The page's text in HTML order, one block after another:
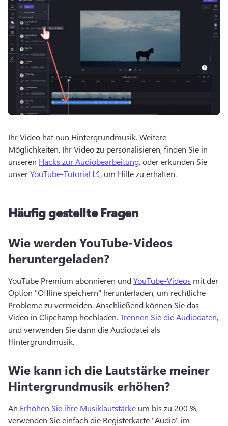
Ihr Video hat nun Hintergrundmusik. Weitere
Möglichkeiten, Ihr Video zu personalisieren, finden Sie in
unseren Hacks zur Audiobearbeitung, oder erkunden Sie
unser YouTube-Tutorial (opens in a new tab)
, um Hilfe zu erhalten.
Häufig gestellte Fragen
Wie werden YouTube-Videos
heruntergeladen?
YouTube Premium abonnieren und YouTube-Videos mit der
Option "Offline speichern" herunterladen, um rechtliche
Probleme zu vermeiden. Anschließend können Sie das
Video in Clipchamp hochladen. Trennen Sie die Audiodaten,
und verwenden Sie dann die Audiodatei als
Hintergrundmusik.
Wie kann ich die Lautstärke meiner
Hintergrundmusik erhöhen?
An Erhöhen Sie ihre Musiklautstärke um bis zu 200 %,
verwenden Sie einfach die Registerkarte "Audio" im